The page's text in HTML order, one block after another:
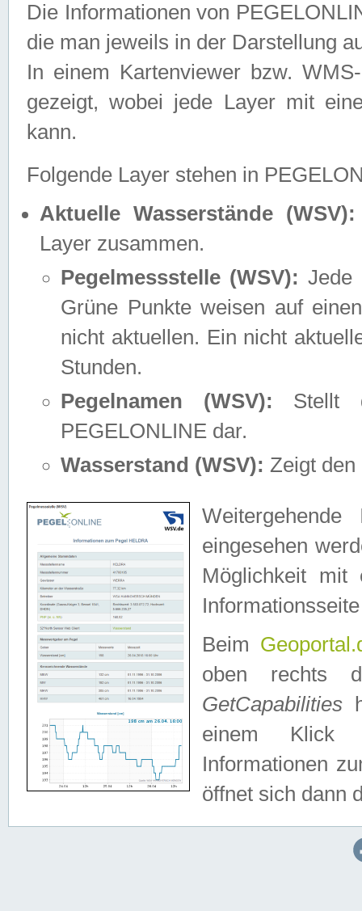
Die Informationen von
die man jeweils in der Darstellung
In einem Kartenviewer bzw.
gezeigt, wobei jede Layer mit
kann.
Folgende Layer stehen in
Aktuelle Wasserstände (WSV):
Layer zusammen.
Pegelmessstelle (WSV): Jede
Grüne Punkte weisen auf
nicht aktuellen. Ein nicht
Stunden.
Pegelnamen (WSV): Stellt
PEGELONLINE dar.
Wasserstand (WSV): Zeigt den
eingesehen
Möglichkeit mit
Beim
oben rechts
GetCapabilities
einem Klick
Informationen
öffnet sich dann